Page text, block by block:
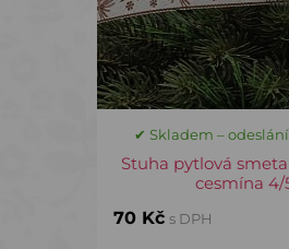
✔ Skladem –
Stuha pytlová
cesmína 4/
70 Kč s DPH